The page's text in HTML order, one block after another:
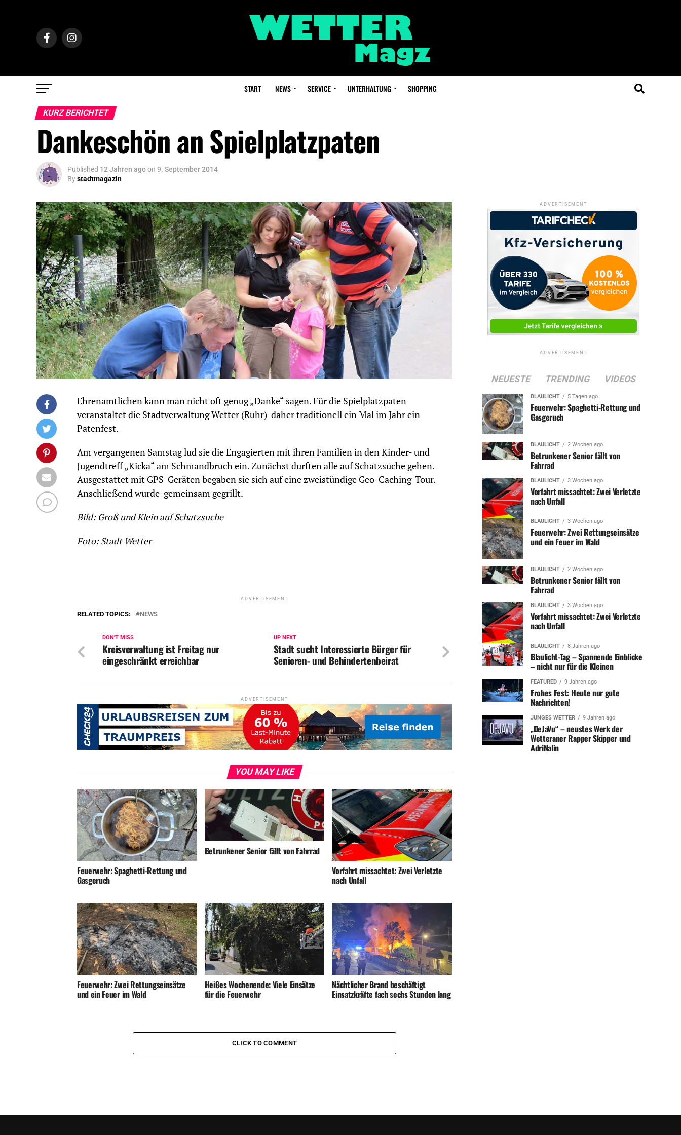
START NEWS SERVICE UNTERHALTUNG SHOPPING
KURZ BERICHTET
Dankeschön an Spielplatzpaten
Published 12 Jahren agoon 9. September 2014
Bystadtmagazin
Ehrenamtlichen kann man nicht oft genug „Danke“ sagen. Für die Spielplatzpaten
veranstaltet die Stadtverwaltung Wetter (Ruhr) daher traditionell ein Mal im Jahr ein
Patenfest.
Am vergangenen Samstag lud sie die Engagierten mit ihren Familien in den Kinder- und
Jugendtreff „Kicka“ am Schmandbruch ein. Zunächst durften alle auf Schatzsuche gehen.
Ausgestattet mit GPS-Geräten begaben sie sich auf eine zweistündige Geo-Caching-Tour.
Anschließend wurde gemeinsam gegrillt.
Bild: Groß und Klein auf Schatzsuche
Foto: Stadt Wetter
ADVERTISEMENT
RELATED TOPICS: NEWS
UP NEXT
Stadt sucht Interessierte Bürger für
Senioren- und Behindertenbeirat
DON'T MISS
Kreisverwaltung ist Freitag nur
eingeschränkt erreichbar
ADVERTISEMENT
YOU MAY LIKE
Feuerwehr: Spaghetti-Rettung und
Gasgeruch
Betrunkener Senior fällt von Fahrrad
Vorfahrt missachtet: Zwei Verletzte
nach Unfall
Feuerwehr: Zwei Rettungseinsätze
und ein Feuer im Wald
Heißes Wochenende: Viele Einsätze
für die Feuerwehr
Nächtlicher Brand beschäftigt
Einsatzkräfte fach sechs Stunden lang
CLICK TO COMMENT
ADVERTISEMENT
ADVERTISEMENT
NEUESTE TRENDING VIDEOS
BLAULICHT 5 Tagen ago
Feuerwehr: Spaghetti-Rettung und
Gasgeruch
BLAULICHT 2 Wochen ago
Betrunkener Senior fällt von
Fahrrad
BLAULICHT 3 Wochen ago
Vorfahrt missachtet: Zwei Verletzte
nach Unfall
BLAULICHT 3 Wochen ago
Feuerwehr: Zwei Rettungseinsätze
und ein Feuer im Wald
BLAULICHT 2 Wochen ago
Betrunkener Senior fällt von
Fahrrad
BLAULICHT 3 Wochen ago
Vorfahrt missachtet: Zwei Verletzte
nach Unfall
BLAULICHT 8 Jahren ago
Blaulicht-Tag – Spannende Einblicke
– nicht nur für die Kleinen
FEATURED 9 Jahren ago
Frohes Fest: Heute nur gute
Nachrichten!
JUNGES WETTER 9 Jahren ago
„DeJaVu“ – neustes Werk der
Wetteraner Rapper Skipper und
AdriNalin